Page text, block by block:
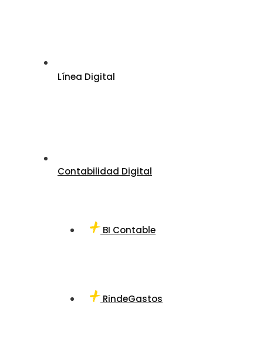
Línea Digital
Contabilidad Digital
BI Contable
RindeGastos